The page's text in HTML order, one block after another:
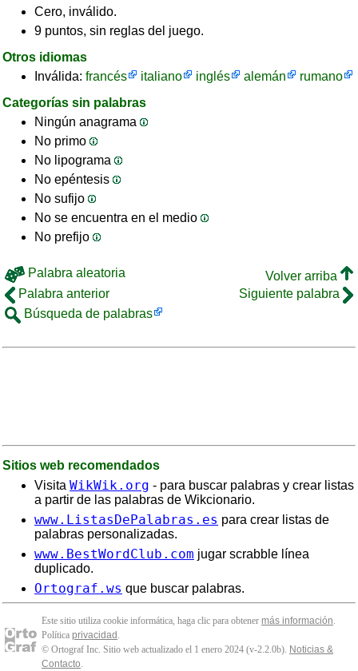
Cero, inválido.
9 puntos, sin reglas del juego.
Otros idiomas
Inválida: francés italiano inglés alemán
rumano
Categorías sin palabras
Ningún anagrama
No primo
No lipograma
No epéntesis
No sufijo
No se encuentra en el medio
No prefijo
Palabra aleatoria
Volver arriba
Palabra anterior
Siguiente palabra
Búsqueda de palabras
Sitios web recomendados
Visita WikWik.org - para buscar palabras y crear listas
a partir de las palabras de Wikcionario.
www.ListasDePalabras.es para crear listas de
palabras personalizadas.
www.BestWordClub.com jugar scrabble línea
duplicado.
Ortograf.ws que buscar palabras.
Este sitio utiliza cookie informática, haga clic para obtener más información.
Política privacidad .
© Ortograf Inc. Sitio web actualizado el 1 enero 2024 (v-2.2.0b). Noticias &
Contacto.